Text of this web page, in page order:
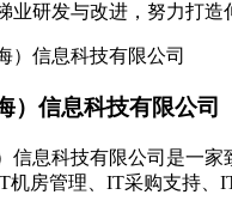
业研发与改进，努力打造
）信息科技有限公司
信息科技有限公司是一家
机房管理、IT采购支持、